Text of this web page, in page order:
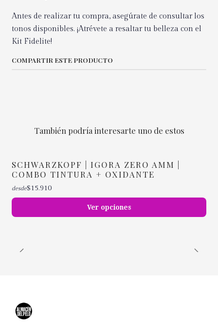
Antes de realizar tu compra, asegúrate de consultar los
tonos disponibles. ¡Atrévete a resaltar tu belleza con el
Kit Fidelite!
COMPARTIR ESTE PRODUCTO
También podría interesarte uno de estos
SCHWARZKOPF | IGORA ZERO AMM |
COMBO TINTURA + OXIDANTE
desde$15.910
Ver opciones